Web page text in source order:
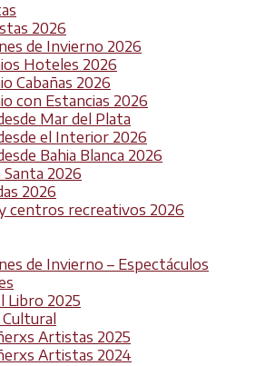
2026
de Invierno 2026
Hoteles 2026
Cabañas 2026
con Estancias 2026
Mar del Plata
el Interior 2026
Bahia Blanca 2026
Santa 2026
2026
centros recreativos 2026
de Invierno – Espectáculos
Libro 2025
Artistas 2025
Artistas 2024